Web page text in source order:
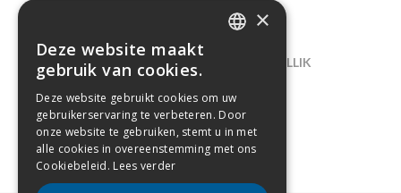
CONTACT
LELIEGAARDE 22, B-1731 ZELLIK
02/238.10.11
INFO@CREAMODA.BE
BE0407.694.265
×
Deze website maakt
gebruik van cookies.
Deze website gebruikt cookies om uw
gebruikerservaring te verbeteren. Door
onze website te gebruiken, stemt u in met
alle cookies in overeenstemming met ons
Cookiebeleid. Lees verder